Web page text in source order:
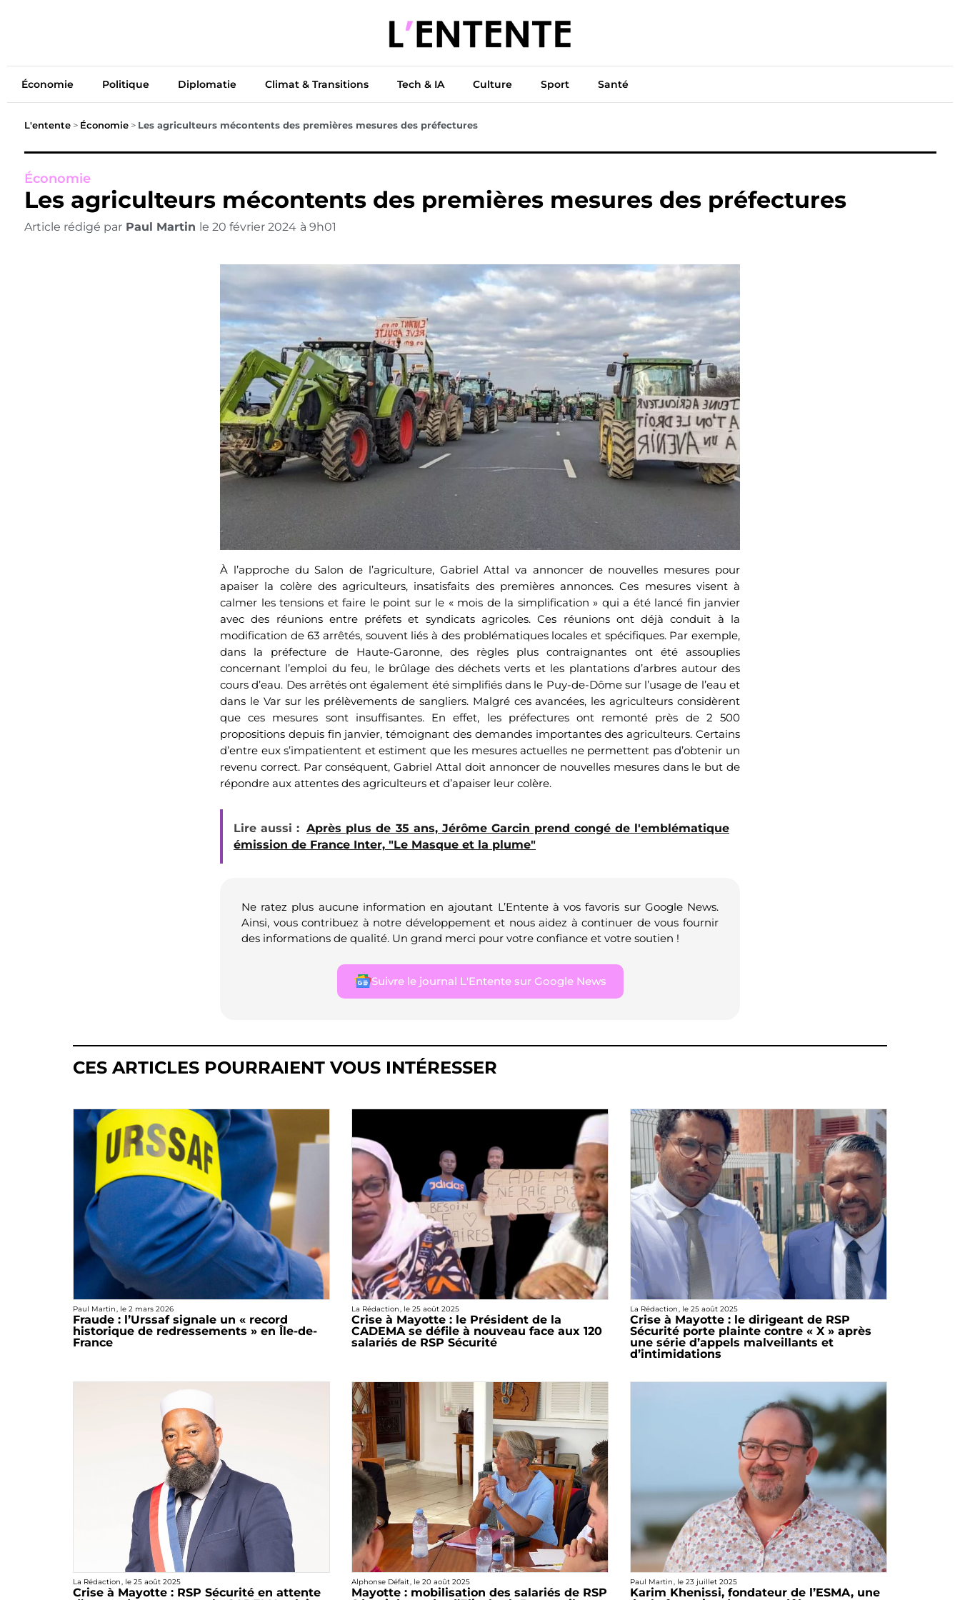
Diplomatie Climat & Transitions Tech & IA
Économie Politique Diplomatie Climat & Transitions Tech & IA Culture Sport Santé
L'entente> Économie> Les agriculteurs mécontents des premières mesures des préfectures
Économie
Les agriculteurs mécontents des premières mesures des préfectures
Article rédigé par Paul Martin le 20 février 2024 à 9h01
À l’approche du Salon de l’agriculture, Gabriel Attal va annoncer de nouvelles mesures pour
apaiser la colère des agriculteurs, insatisfaits des premières annonces. Ces mesures visent à
calmer les tensions et faire le point sur le « mois de la simplification » qui a été lancé fin janvier
avec des réunions entre préfets et syndicats agricoles. Ces réunions ont déjà conduit à la
modification de 63 arrêtés, souvent liés à des problématiques locales et spécifiques. Par exemple,
dans la préfecture de Haute-Garonne, des règles plus contraignantes ont été assouplies
concernant l’emploi du feu, le brûlage des déchets verts et les plantations d’arbres autour des
cours d’eau. Des arrêtés ont également été simplifiés dans le Puy-de-Dôme sur l’usage de l’eau et
dans le Var sur les prélèvements de sangliers. Malgré ces avancées, les agriculteurs considèrent
que ces mesures sont insuffisantes. En effet, les préfectures ont remonté près de 2 500
propositions depuis fin janvier, témoignant des demandes importantes des agriculteurs. Certains
d’entre eux s’impatientent et estiment que les mesures actuelles ne permettent pas d’obtenir un
revenu correct. Par conséquent, Gabriel Attal doit annoncer de nouvelles mesures dans le but de
répondre aux attentes des agriculteurs et d’apaiser leur colère.
Lire aussi : Après plus de 35 ans, Jérôme Garcin prend congé de l'emblématique
émission de France Inter, "Le Masque et la plume"
Ne ratez plus aucune information en ajoutant L’Entente à vos favoris sur Google News.
Ainsi, vous contribuez à notre développement et nous aidez à continuer de vous fournir
des informations de qualité. Un grand merci pour votre confiance et votre soutien !
Suivre le journal L'Entente sur Google News
CES ARTICLES POURRAIENT VOUS INTÉRESSER
Paul Martin, le 2 mars 2026
Fraude : l’Urssaf signale un « record
historique de redressements » en Île-de-
France
La Rédaction, le 25 août 2025
Crise à Mayotte : le Président de la
CADEMA se défile à nouveau face aux 120
salariés de RSP Sécurité
La Rédaction, le 25 août 2025
Crise à Mayotte : le dirigeant de RSP
Sécurité porte plainte contre « X » après
une série d’appels malveillants et
d’intimidations
La Rédaction, le 25 août 2025
Crise à Mayotte : RSP Sécurité en attente
Alphonse Défait, le 20 août 2025
Mayotte : mobilisation des salariés de RSP
Paul Martin, le 23 juillet 2025
Karim Khenissi, fondateur de l’ESMA, une